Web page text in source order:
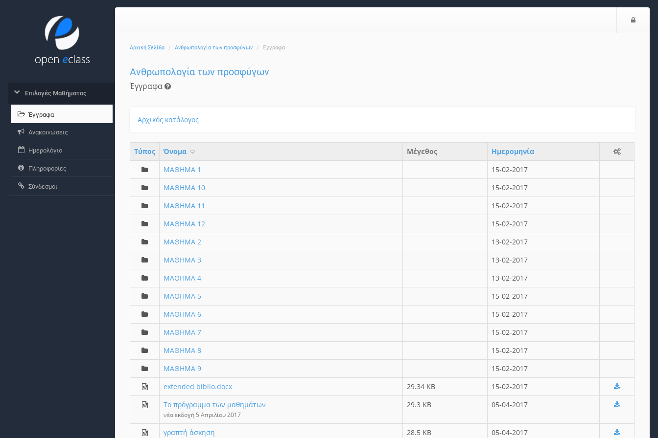
Αρχική Σελίδα Ανθρωπολογία των προσφύγων Έγγραφα
Ανθρωπολογία των προσφύγων
Έγγραφα
Αρχικός κατάλογος
Τύπος Όνομα Μέγεθος
Ημερομηνία
ΜΑΘΗΜΑ 1
15-02-2017
ΜΑΘΗΜΑ 10
15-02-2017
ΜΑΘΗΜΑ 11
15-02-2017
ΜΑΘΗΜΑ 12
15-02-2017
ΜΑΘΗΜΑ 2
13-02-2017
ΜΑΘΗΜΑ 3
13-02-2017
ΜΑΘΗΜΑ 4
13-02-2017
ΜΑΘΗΜΑ 5
15-02-2017
ΜΑΘΗΜΑ 6
15-02-2017
ΜΑΘΗΜΑ 7
15-02-2017
ΜΑΘΗΜΑ 8
15-02-2017
ΜΑΘΗΜΑ 9
15-02-2017
extended biblio.docx
29.34 KB
15-02-2017
To πρόγραμμα των μαθημάτων
νέα εκδοχή 5 Απριλίου 2017
29.3 KB 05-04-2017
γραπτή άσκηση 28.5 KB 05-04-2017
Επιλογές Μαθήματος
Έγγραφα
Ανακοινώσεις
Ημερολόγιο
Πληροφορίες
Σύνδεσμοι